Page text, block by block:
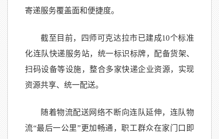
寄递服务覆盖面和便捷度。
截至目前，四师可克达拉市已建成10个标准
化连队快递服务站，统一标识标牌，配备货架、
扫码设备等设施，整合多家快递企业资源，实现
资源共享、统一配送。
随着物流配送网络不断向连队延伸，连队物
流“最后一公里”更加畅通，职工群众在家门口即